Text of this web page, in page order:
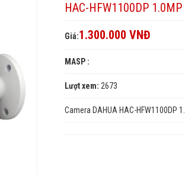
HAC-HFW1100DP 1.0MP
Giá:1.300.000 VNĐ
MASP :
Lượt xem: 2673
Camera DAHUA HAC-HFW1100DP